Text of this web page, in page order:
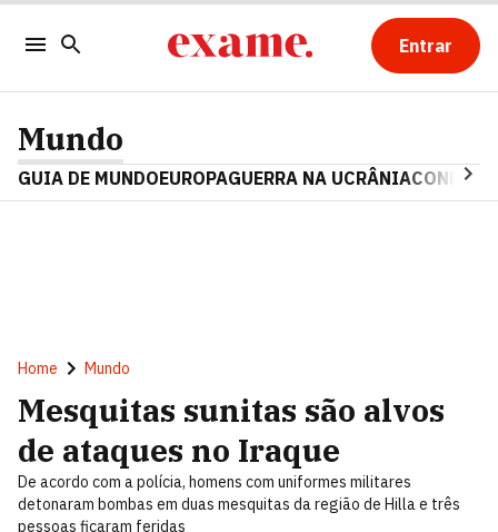
Entrar
Mundo
GUIA DE MUNDOEUROPAGUERRA NA UCRÂNIA
Home Mundo
Mesquitas sunitas são alvos
de ataques no Iraque
De acordo com a polícia, homens com uniformes militares
detonaram bombas em duas mesquitas da região de Hilla e três
pessoas ficaram feridas